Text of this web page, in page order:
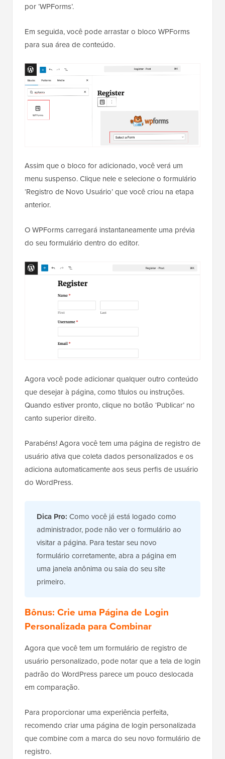
por ‘WPForms’.
Em seguida, você pode arrastar o bloco WPForms
para sua área de conteúdo.
Assim que o bloco for adicionado, você verá um
menu suspenso. Clique nele e selecione o formulário
‘Registro de Novo Usuário’ que você criou na etapa
anterior.
O WPForms carregará instantaneamente uma prévia
do seu formulário dentro do editor.
Agora você pode adicionar qualquer outro conteúdo
que desejar à página, como títulos ou instruções.
Quando estiver pronto, clique no botão ‘Publicar’ no
canto superior direito.
Parabéns! Agora você tem uma página de registro de
usuário ativa que coleta dados personalizados e os
adiciona automaticamente aos seus perfis de usuário
do WordPress.
Dica Pro: Como você já está logado como
administrador, pode não ver o formulário ao
visitar a página. Para testar seu novo
formulário corretamente, abra a página em
uma janela anônima ou saia do seu site
primeiro.
Bônus: Crie uma Página de Login
Personalizada para Combinar
Agora que você tem um formulário de registro de
usuário personalizado, pode notar que a tela de login
padrão do WordPress parece um pouco deslocada
em comparação.
Para proporcionar uma experiência perfeita,
recomendo criar uma página de login personalizada
que combine com a marca do seu novo formulário de
registro.